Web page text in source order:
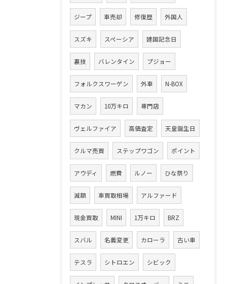
ジープ 車売却 修復歴 外国人
スズキ スペーシア 建国記念日
裏技 バレンタイン プジョー
フォルクスワーゲン 外車 N-BOX
マカン 10万キロ 専門店
ヴェルファイア 高価査定 天皇誕生日
クルマ売買 ステップワゴン ポイント
アウディ 燃費 ルノー ひな祭り
減額 車買取相場 アルファード
現金買取 MINI 1万キロ BRZ
スバル 名義変更 カローラ 古い車
テスラ シトロエン シビック